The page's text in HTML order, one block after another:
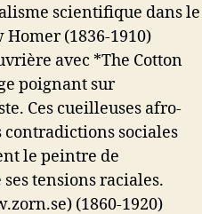
scientifique dans le
(1836-1910)
avec *The Cotton
poignant sur
Ces cueilleuses afro-
sociales
le peintre de
tensions raciales.
(1860-1920)